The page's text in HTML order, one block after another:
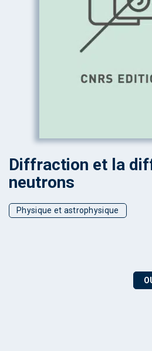
Diffraction et la
neutrons
Physique et astrophysique